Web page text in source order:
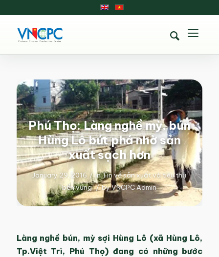
Phú Thọ: Làng nghề mỳ, bún
Hùng Lô bứt phá nhờ sản
xuất sạch hơn
January 29, 2016 / inTin về sản xuất và tiêu thụ
bền vững / byVNCPC Admin
Làng nghề bún, mỳ sợi Hùng Lô (xã Hùng Lô,
Tp.Việt Trì, Phú Thọ) đang có những bước